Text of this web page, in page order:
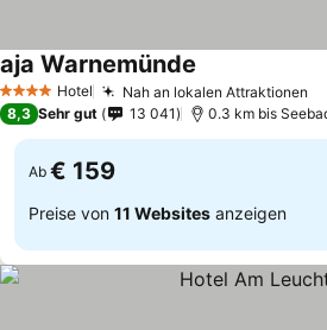
4 Sterne Hotel Nah an lokalen Attraktionen
aja Warnemünde
8,3 Sehr gut 13 041 0.3 km bis
Ab € 159
Preise von 11 Websites anzeigen